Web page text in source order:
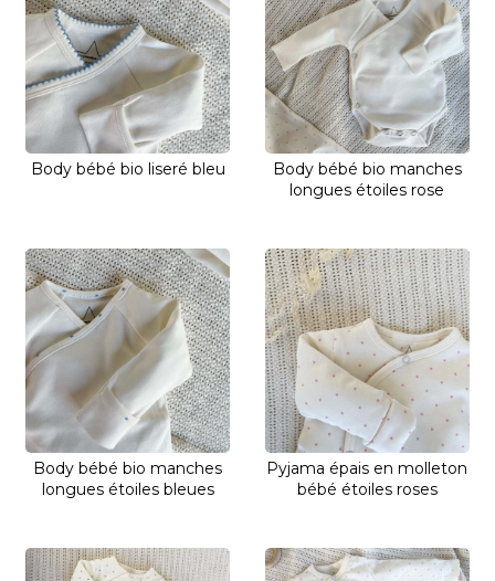
Body bébé bio liseré bleu
Body bébé bio manches
longues étoiles rose
Body bébé bio manches
longues étoiles bleues
Pyjama épais en molleton
bébé étoiles roses